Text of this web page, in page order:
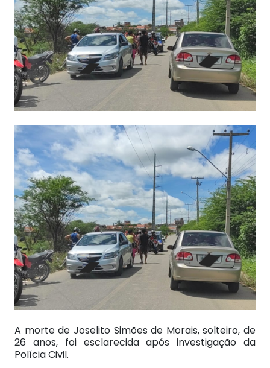
A morte de Joselito Simões de Morais, solteiro, de
26 anos, foi esclarecida após investigação da
Polícia Civil.